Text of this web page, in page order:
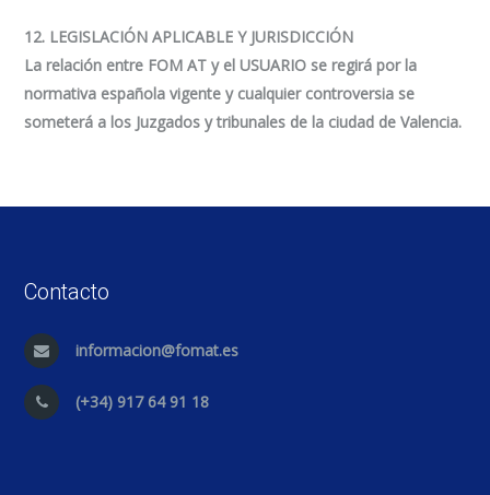
12. LEGISLACIÓN APLICABLE Y JURISDICCIÓN
La relación entre FOM AT y el USUARIO se regirá por la
normativa española vigente y cualquier controversia se
someterá a los Juzgados y tribunales de la ciudad de Valencia.
Contacto
informacion@fomat.es
(+34) 917 64 91 18